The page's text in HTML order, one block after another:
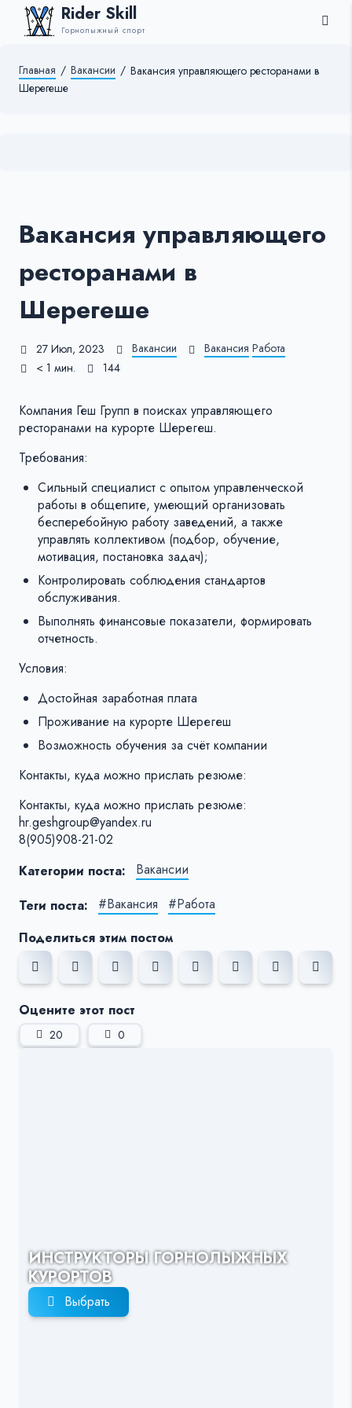
Rider Skill
Горнолыжный спорт
Главная / Вакансии / Вакансия управляющего ресторанами в
Шерегеше
Вакансия управляющего
ресторанами в
Шерегеше
27 Июл, 2023 Вакансии Вакансия Работа
< 1 мин.
144
Компания Геш Групп в поисках управляющего
ресторанами на курорте Шерегеш.
Требования:
Сильный специалист с опытом управленческой
работы в общепите, умеющий организовать
бесперебойную работу заведений, а также
управлять коллективом (подбор, обучение,
мотивация, постановка задач);
Контролировать соблюдения стандартов
обслуживания.
Выполнять финансовые показатели, формировать
отчетность.
Условия:
Достойная заработная плата
Проживание на курорте Шерегеш
Возможность обучения за счёт компании
Контакты, куда можно прислать резюме:
Контакты, куда можно прислать резюме:
hr.geshgroup@yandex.ru
8(905)908-21-02
Категории поста:
Вакансии
Теги поста:
#Вакансия
#Работа
Поделиться этим постом
Оцените этот пост
20 0
ИНСТРУКТОРЫ ГОРНОЛЫЖНЫХ
КУРОРТОВ
Выбрать